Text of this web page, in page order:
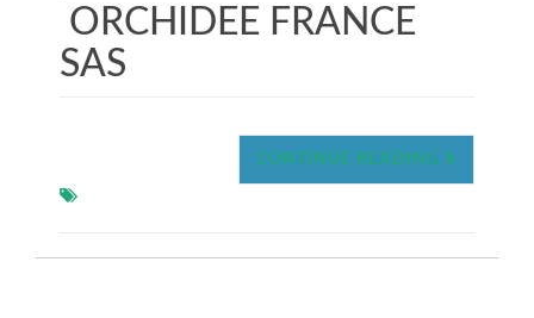
ORCHIDEE FRANCE
SAS
CONTINUE READING